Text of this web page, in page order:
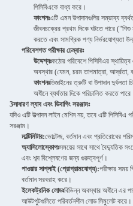
পিসিবিএকে বাধ্য করে।
ফাংশনঃএটি এমন উপাদানগুলির সম্ভাব্য
জীবনচক্রের প্রথম দিকে ঘটতে পারে ("শিশু
করতে এবং সামগ্রিক পণ্য নির্ভরযোগ্যতা
পরিবেশগত পরীক্ষার চেম্বারঃ
উদ্দেশ্যঃকঠোর পরিবেশে পিসিবিএর
অবস্থার (যেমন, চরম তাপমাত্রা,
ফাংশনঃডিজাইনের ত্রুটি বা উপাদান দুর্বলতা
অধীনে ব্যর্থতার দিকে পরিচালিত করতে
3সাধারণ ল্যাব এবং ডিবাগিং সরঞ্জামঃ
যদিও এটি উত্পাদন লাইন মেশিন নয়, তবে এটি পিসিবিএ
সরঞ্জাম।
মাল্টিমিটার:ভোল্টেজ, বর্তমান এবং প্রতিরোধের
অ্যাসিলোস্কোপঃসময়ের সাথে সাথে বৈদ্যুতিক
এবং শব্দ বিশ্লেষণের জন্য গুরুত্বপূর্ণ।
পাওয়ার সাপ্লাই (প্রোগ্রামযোগ্য):পরীক্ষার সময়
বর্তমান সরবরাহ করে।
ইলেকট্রনিক লোডঃবিভিন্ন অবস্থার অধীনে এর
আউটপুটগুলিতে পরিবর্তনশীল লোড সিমুলেট করে।